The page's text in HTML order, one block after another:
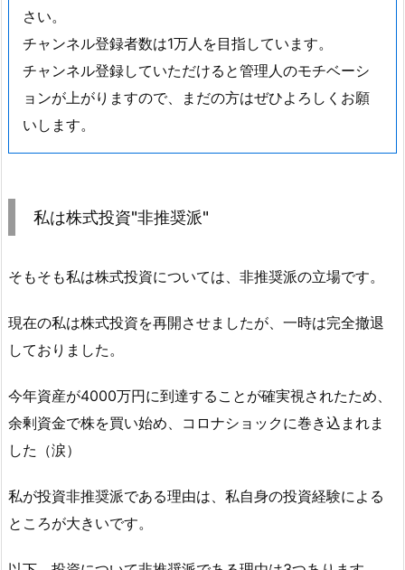
さい。
チャンネル登録者数は1万人を目指しています。
チャンネル登録していただけると管理人のモチベーシ
ョンが上がりますので、まだの方はぜひよろしくお願
いします。
私は株式投資"非推奨派"
そもそも私は株式投資については、非推奨派の立場です。
現在の私は株式投資を再開させましたが、一時は完全撤退
しておりました。
今年資産が4000万円に到達することが確実視されたため、
余剰資金で株を買い始め、コロナショックに巻き込まれま
した（涙）
私が投資非推奨派である理由は、私自身の投資経験による
ところが大きいです。